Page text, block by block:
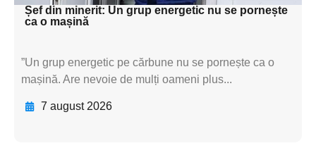
Șef din minerit: Un grup energetic nu se pornește
ca o mașină
”Un grup energetic pe cărbune nu se pornește ca o
mașină. Are nevoie de mulți oameni plus...
7 august 2026